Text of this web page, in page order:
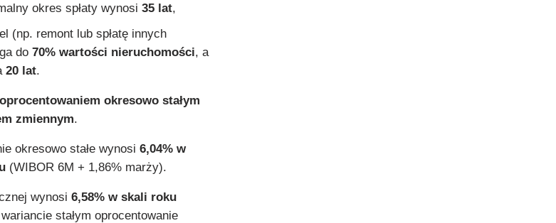
okres spłaty wynosi35 lat,
(np. remont lub spłatę innych
do70% wartości nieruchomości, a
20 lat.
oprocentowaniem okresowo stałym
zmiennym.
okresowo stałe wynosi6,04% w
(WIBOR 6M + 1,86% marży).
wynosi6,58% w skali roku
stałym oprocentowanie